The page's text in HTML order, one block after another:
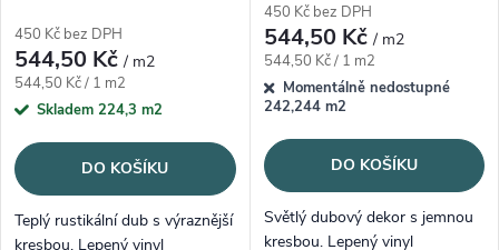
450 Kč bez DPH
544,50 Kč/ m2
Měrná cena:
544,50 Kč / 1 m2
Skladem 224,3 m2
DO KOŠÍKU
Teplý rustikální dub s výraznější
kresbou. Lepený vinyl
450 Kč bez DPH
544,50 Kč/ m2
Měrná cena:
544,50 Kč / 1 m2
Momentálně nedostupné
242,244 m2
DO KOŠÍKU
Světlý dubový dekor s jemnou
kresbou. Lepený vinyl